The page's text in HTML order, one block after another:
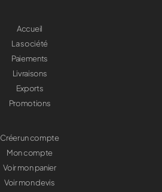
Accueil
La société
Paiements
Livraisons
Exports
Promotions
Créer un compte
Mon compte
Voir mon panier
Voir mon devis